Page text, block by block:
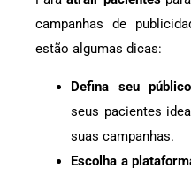
campanhas de
estão algumas dicas:
Defina seu
seus pacientes
suas campanhas.
Escolha a